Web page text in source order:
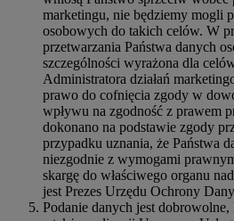
marketingu, nie będziemy mogli
osobowych do takich celów. W
przetwarzania Państwa danych
szczególności wyrażona dla
Administratora działań
prawo do cofnięcia zgody w
wpływu na zgodność z prawem
dokonano na podstawie zgody
przypadku uznania, że Państwa
niezgodnie z wymogami
skargę do właściwego organu
jest Prezes Urzędu Ochrony
Podanie danych jest